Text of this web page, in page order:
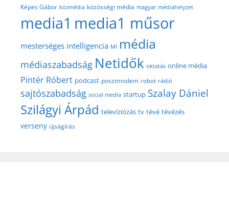
Képes Gábor közmédia közösségi média magyar médiahelyzet
media1 media1 műsor
mesterséges intelligencia MI média
médiaszabadság Netidők oktatás online média
Pintér Róbert podcast posztmodem robot rádió
sajtószabadság social media startup Szalay Dániel
Szilágyi Árpád televíziózás tv tévé tévézés
verseny újságírás